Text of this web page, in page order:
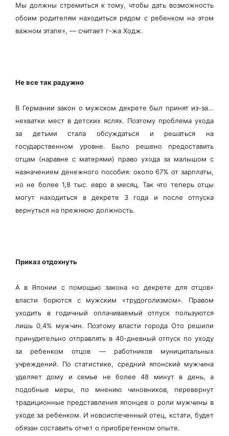
Мы должны стремиться к тому, чтобы дать возможность
обоим родителям находиться рядом с ребенком на этом
важном этапе», — считает г-жа Ходж.
Не все так радужно
В Германии закон о мужском декрете был принят из-за…
нехватки мест в детских яслях. Поэтому проблема ухода
за детьми стала обсуждаться и решаться на
государственном уровне. Было решено предоставить
отцам (наравне с матерями) право ухода за малышом с
назначением денежного пособия: около 67% от зарплаты,
но не более 1,8 тыс. евро в месяц. Так что теперь отцы
могут находиться в декрете 3 года и после отпуска
вернуться на прежнюю должность.
Приказ отдохнуть
А в Японии с помощью закона «о декрете для отцов»
власти борются с мужским «трудоголизмом». Правом
уходить в годичный оплачиваемый отпуск пользуются
лишь 0,4% мужчин. Поэтому власти города Ото решили
принудительно отправлять в 40-дневный отпуск по уходу
за ребенком отцов — работников муниципальных
учреждений. По статистике, средний японский мужчина
уделяет дому и семье не более 48 минут в день, а
подобные меры, по мнению чиновников, перевернут
традиционные представления японцев о роли мужчины в
уходе за ребенком. И новоиспеченный отец, кстати, будет
обязан составить отчет о приобретенном опыте.